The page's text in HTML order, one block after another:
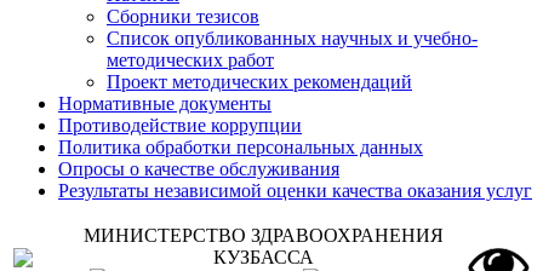
Сборники тезисов
Список опубликованных научных и учебно-
методических работ
Проект методических рекомендаций
Нормативные документы
Противодействие коррупции
Политика обработки персональных данных
Опросы о качестве обслуживания
Результаты независимой оценки качества оказания услуг
МИНИСТЕРСТВО ЗДРАВООХРАНЕНИЯ
КУЗБАССА